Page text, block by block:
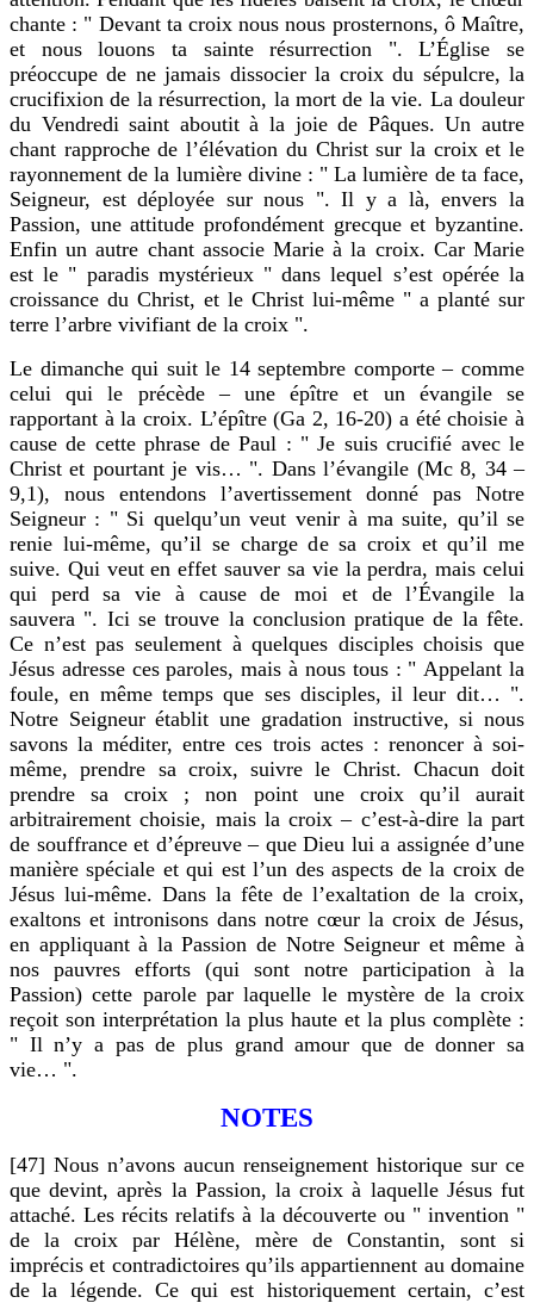
chante : " Devant ta croix nous nous prosternons, ô Maître,
et nous louons ta sainte résurrection ". L’Église se
préoccupe de ne jamais dissocier la croix du sépulcre, la
crucifixion de la résurrection, la mort de la vie. La douleur
du Vendredi saint aboutit à la joie de Pâques. Un autre
chant rapproche de l’élévation du Christ sur la croix et le
rayonnement de la lumière divine : " La lumière de ta face,
Seigneur, est déployée sur nous ". Il y a là, envers la
Passion, une attitude profondément grecque et byzantine.
Enfin un autre chant associe Marie à la croix. Car Marie
est le " paradis mystérieux " dans lequel s’est opérée la
croissance du Christ, et le Christ lui-même " a planté sur
terre l’arbre vivifiant de la croix ".
Le dimanche qui suit le 14 septembre comporte – comme
celui qui le précède – une épître et un évangile se
rapportant à la croix. L’épître (Ga 2, 16-20) a été choisie à
cause de cette phrase de Paul : " Je suis crucifié avec le
Christ et pourtant je vis… ". Dans l’évangile (Mc 8, 34 –
9,1), nous entendons l’avertissement donné pas Notre
Seigneur : " Si quelqu’un veut venir à ma suite, qu’il se
renie lui-même, qu’il se charge de sa croix et qu’il me
suive. Qui veut en effet sauver sa vie la perdra, mais celui
qui perd sa vie à cause de moi et de l’Évangile la
sauvera ". Ici se trouve la conclusion pratique de la fête.
Ce n’est pas seulement à quelques disciples choisis que
Jésus adresse ces paroles, mais à nous tous : " Appelant la
foule, en même temps que ses disciples, il leur dit… ".
Notre Seigneur établit une gradation instructive, si nous
savons la méditer, entre ces trois actes : renoncer à soi-
même, prendre sa croix, suivre le Christ. Chacun doit
prendre sa croix ; non point une croix qu’il aurait
arbitrairement choisie, mais la croix – c’est-à-dire la part
de souffrance et d’épreuve – que Dieu lui a assignée d’une
manière spéciale et qui est l’un des aspects de la croix de
Jésus lui-même. Dans la fête de l’exaltation de la croix,
exaltons et intronisons dans notre cœur la croix de Jésus,
en appliquant à la Passion de Notre Seigneur et même à
nos pauvres efforts (qui sont notre participation à la
Passion) cette parole par laquelle le mystère de la croix
reçoit son interprétation la plus haute et la plus complète :
" Il n’y a pas de plus grand amour que de donner sa
vie… ".
NOTES
[47] Nous n’avons aucun renseignement historique sur ce
que devint, après la Passion, la croix à laquelle Jésus fut
attaché. Les récits relatifs à la découverte ou " invention "
de la croix par Hélène, mère de Constantin, sont si
imprécis et contradictoires qu’ils appartiennent au domaine
de la légende. Ce qui est historiquement certain, c’est